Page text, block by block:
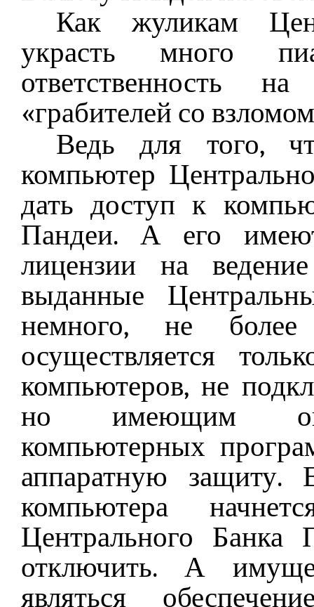
Как жуликам
украсть много
ответственность
«грабителей со
Ведь для того,
компьютер
дать доступ к
Пандеи. А его
лицензии на ведение
выданные
немного, не
осуществляется
компьютеров, не
но имеющим
компьютерных
аппаратную защиту.
компьютера
Центрального
отключить. А
являться